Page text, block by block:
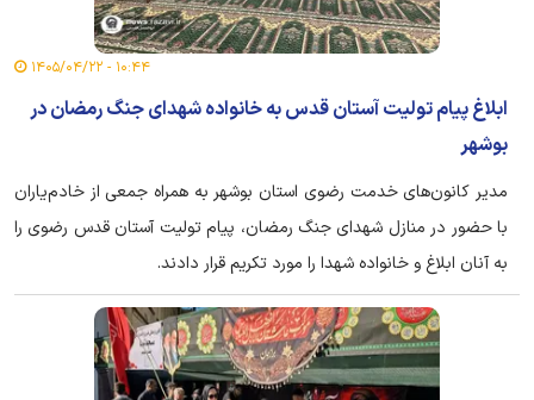
۱۰:۴۴ - ۱۴۰۵/۰۴/۲۲
ابلاغ پیام تولیت آستان قدس به خانواده شهدای جنگ رمضان در
بوشهر
مدیر کانون‌های خدمت رضوی استان بوشهر به همراه جمعی از خادم‌یاران
با حضور در منازل شهدای جنگ رمضان، پیام تولیت آستان قدس رضوی را
به آنان ابلاغ و خانواده شهدا را مورد تکریم قرار دادند.